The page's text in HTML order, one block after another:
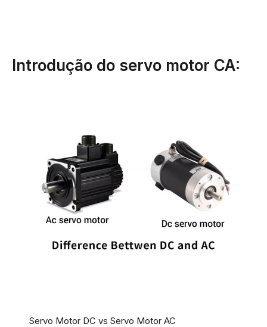
Introdução do servo motor CA:
Servo Motor DC vs Servo Motor AC